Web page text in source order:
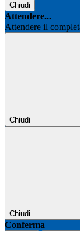
Chiudi
Attendere...
Attendere il
Chiudi
Chiudi
Conferma